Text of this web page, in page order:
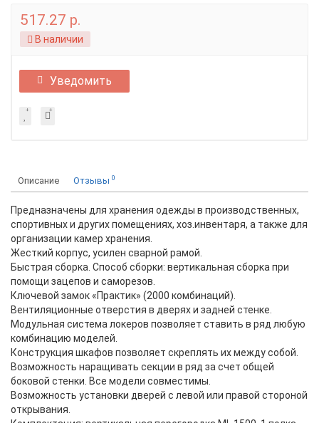
517.27 р.
В наличии
Уведомить
Описание Отзывы 0
Предназначены для хранения одежды в производственных,
спортивных и других помещениях, хоз.инвентаря, а также для
организации камер хранения.
Жесткий корпус, усилен сварной рамой.
Быстрая сборка. Способ сборки: вертикальная сборка при
помощи зацепов и саморезов.
Ключевой замок «Практик» (2000 комбинаций).
Вентиляционные отверстия в дверях и задней стенке.
Модульная система локеров позволяет ставить в ряд любую
комбинацию моделей.
Конструкция шкафов позволяет скреплять их между собой.
Возможность наращивать секции в ряд за счет общей
боковой стенки. Все модели совместимы.
Возможность установки дверей с левой или правой стороной
открывания.